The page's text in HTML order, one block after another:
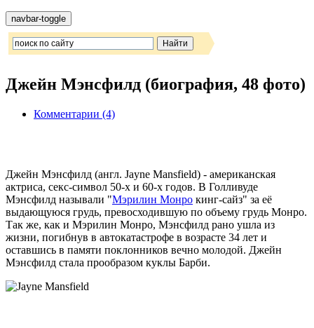
navbar-toggle
Джейн Мэнсфилд (биография, 48 фото)
Комментарии (4)
Джейн Мэнсфилд (англ. Jayne Mansfield) - американская
актриса, секс-символ 50-х и 60-х годов. В Голливуде
Мэнсфилд называли "Мэрилин Монро кинг-сайз" за её
выдающуюся грудь, превосходившую по объему грудь Монро.
Так же, как и Мэрилин Монро, Мэнсфилд рано ушла из
жизни, погибнув в автокатастрофе в возрасте 34 лет и
оставшись в памяти поклонников вечно молодой. Джейн
Мэнсфилд стала прообразом куклы Барби.